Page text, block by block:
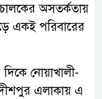
অসতর্কতায়
একই পরিবারের
নোয়াখালী-
এলাকায় এ